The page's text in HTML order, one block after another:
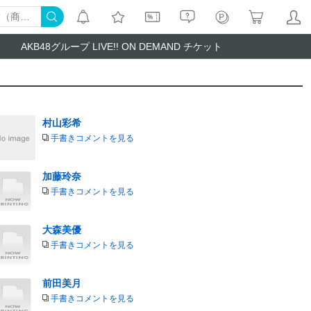
AKB48グループ LIVE!! ON DEMAND チケット
村山彩希
手書きコメントを見る
加藤玲奈
手書きコメントを見る
大森美優
手書きコメントを見る
前田美月
手書きコメントを見る